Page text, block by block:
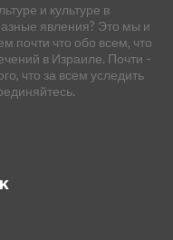
и культуре в
явления? Это мы и
почти что обо всем, что
в Израиле. Почти -
что за всем уследить